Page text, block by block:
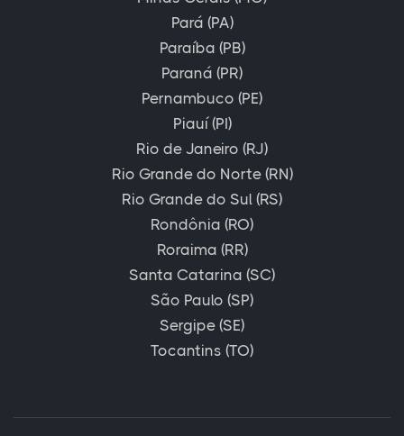
Pará (PA)
Paraíba (PB)
Paraná (PR)
Pernambuco (PE)
Piauí (PI)
Rio de Janeiro (RJ)
Rio Grande do Norte (RN)
Rio Grande do Sul (RS)
Rondônia (RO)
Roraima (RR)
Santa Catarina (SC)
São Paulo (SP)
Sergipe (SE)
Tocantins (TO)